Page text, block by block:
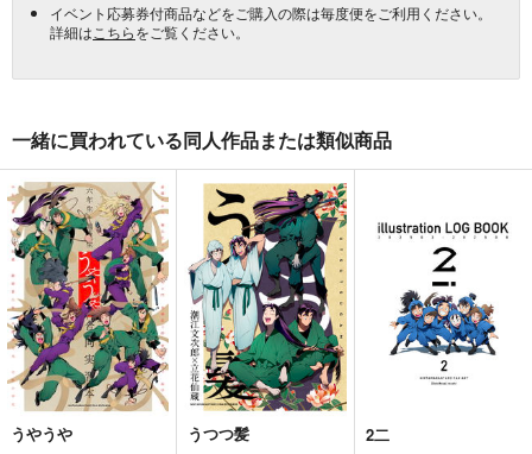
イベント応募券付商品などをご購入の際は毎度便をご利用ください。
詳細は こちらをご覧ください。
一緒に買われている同人作品または類似商品
うやうや
うつつ髪
2二